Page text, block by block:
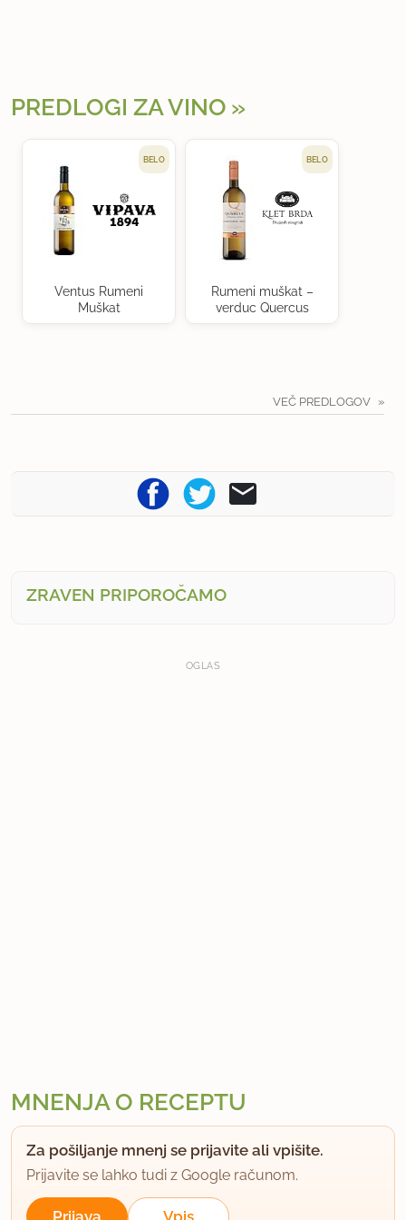
PREDLOGI ZA VINO
BELO
Ventus Rumeni
Muškat
BELO
Rumeni muškat –
verduc Quercus
VEČ PREDLOGOV
ZRAVEN PRIPOROČAMO
OGLAS
MNENJA O RECEPTU
Za pošiljanje mnenj se prijavite ali vpišite.
Prijavite se lahko tudi z Google računom.